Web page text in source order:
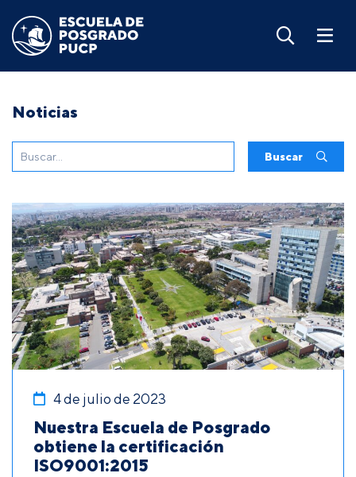
Noticias
Buscar
4 de julio de 2023
Nuestra Escuela de Posgrado
obtiene la certificación
ISO9001:2015